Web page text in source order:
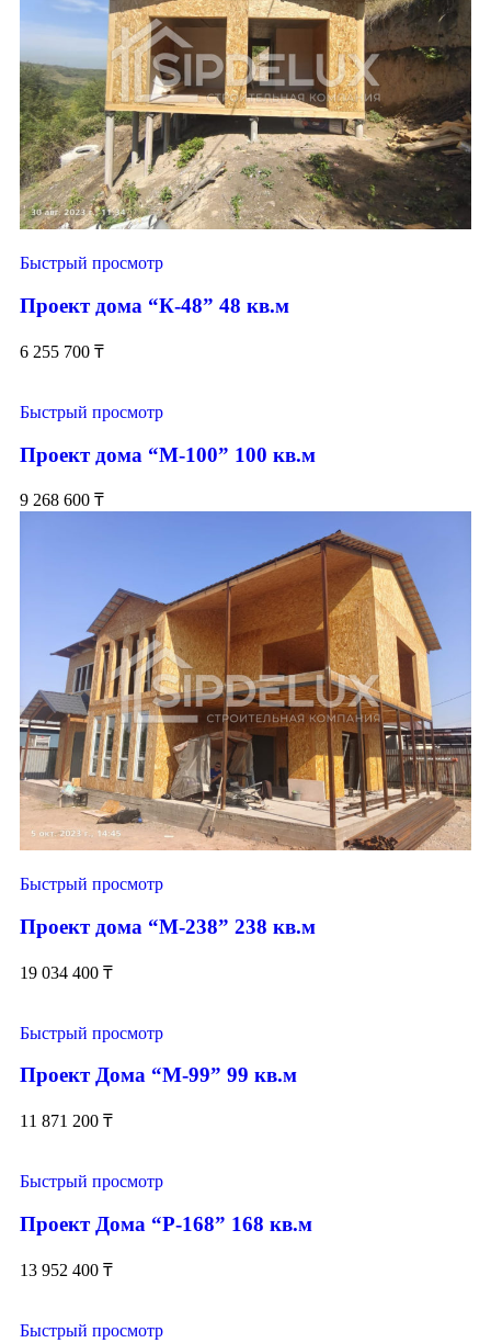
Быстрый просмотр
Проект дома “К-48” 48 кв.м
6 255 700 ₸
Быстрый просмотр
Проект дома “М-100” 100 кв.м
9 268 600 ₸
Быстрый просмотр
Проект дома “М-238” 238 кв.м
19 034 400 ₸
Быстрый просмотр
Проект Дома “М-99” 99 кв.м
11 871 200 ₸
Быстрый просмотр
Проект Дома “Р-168” 168 кв.м
13 952 400 ₸
Быстрый просмотр